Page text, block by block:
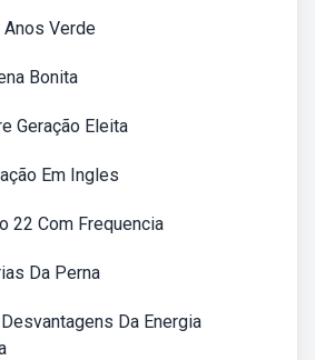
Verde
Bonita
Geração Eleita
Em Ingles
22 Com Frequencia
Da Perna
Da Energia